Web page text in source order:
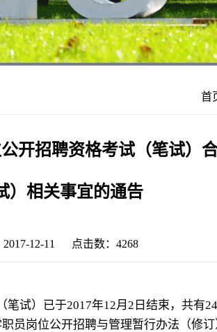
首
开招聘资格考试（笔试）
）相关事宜的通告
2017-12-11 点击数： 4268
试）已于2017年12月2日结束，共有
员岗位公开招聘与管理暂行办法（修